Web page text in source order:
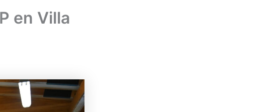
en Villa